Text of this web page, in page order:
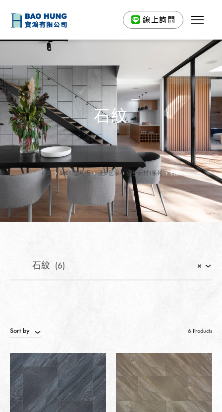
線上詢問
石紋
首頁 SPC石塑地板 漫步居家 優歩新材1系列 石紋
×
石紋 (6)
Sort by 6 Products